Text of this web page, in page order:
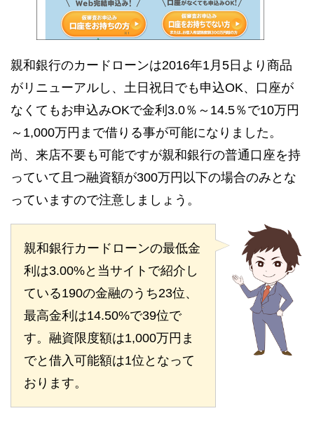
親和銀行のカードローンは2016年1月5日より商品
がリニューアルし、土日祝日でも申込OK、口座が
なくてもお申込みOKで金利3.0％～14.5％で10万円
～1,000万円まで借りる事が可能になりました。
尚、来店不要も可能ですが親和銀行の普通口座を持
っていて且つ融資額が300万円以下の場合のみとな
っていますので注意しましょう。
親和銀行カードローンの最低金
利は3.00%と当サイトで紹介し
ている190の金融のうち23位、
最高金利は14.50%で39位で
す。融資限度額は1,000万円ま
でと借入可能額は1位となって
おります。